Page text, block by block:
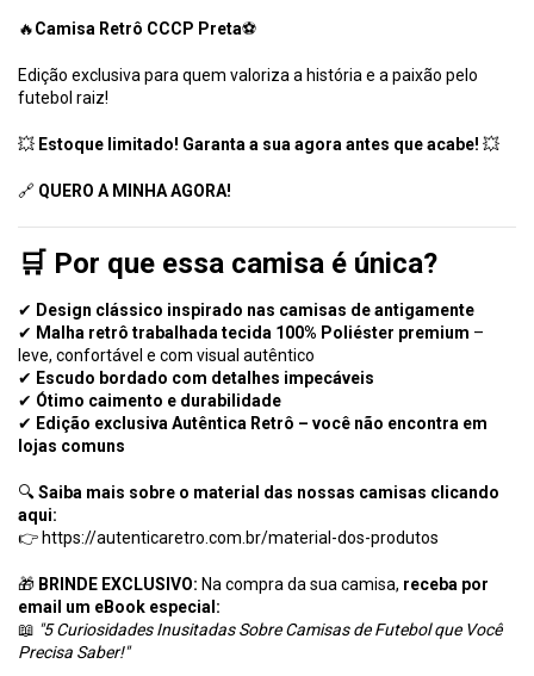
🔥Camisa Retrô CCCP Preta⚽
Edição exclusiva para quem valoriza a história e a paixão pelo
futebol raiz!
💥 Estoque limitado! Garanta a sua agora antes que acabe! 💥
🔗 QUERO A MINHA AGORA!
🛒 Por que essa camisa é única?
✔ Design clássico inspirado nas camisas de antigamente
✔ Malha retrô trabalhada tecida 100% Poliéster premium –
leve, confortável e com visual autêntico
✔ Escudo bordado com detalhes impecáveis
✔ Ótimo caimento e durabilidade
✔ Edição exclusiva Autêntica Retrô – você não encontra em
lojas comuns
🔍Saiba mais sobre o material das nossas camisas clicando
aqui:
👉 https://autenticaretro.com.br/material-dos-produtos
🎁 BRINDE EXCLUSIVO: Na compra da sua camisa, receba por
email um eBook especial:
📖 "5 Curiosidades Inusitadas Sobre Camisas de Futebol que Você
Precisa Saber!"